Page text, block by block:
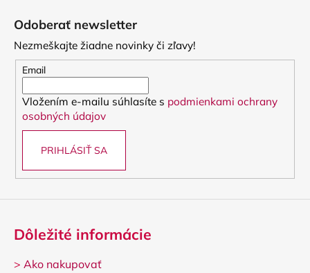
Odoberať newsletter
Nezmeškajte žiadne novinky či zľavy!
Email
Vložením e-mailu súhlasíte s podmienkami ochrany
osobných údajov
PRIHLÁSIŤ SA
Dôležité informácie
> Ako nakupovať